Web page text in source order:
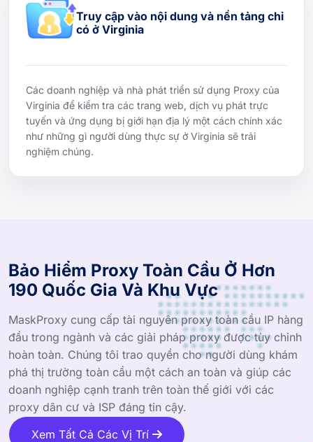
Truy cập vào nội dung và nền tảng chỉ
có ở Virginia
Các doanh nghiệp và nhà phát triển sử dụng Proxy của
Virginia để kiểm tra các trang web, dịch vụ phát trực
tuyến và ứng dụng bị giới hạn địa lý một cách chính xác
như những gì người dùng thực sự ở Virginia sẽ trải
nghiệm chúng.
Bảo Hiểm Proxy Toàn Cầu Ở Hơn
190 Quốc Gia Và Khu Vực
MaskProxy cung cấp tài nguyên proxy toàn cầu IP hàng
đầu trong ngành và các giải pháp proxy được tùy chỉnh
hoàn toàn. Chúng tôi trao quyền cho người dùng khám
phá thị trường toàn cầu một cách an toàn và giúp các
doanh nghiệp cạnh tranh trên toàn thế giới với các
proxy dân cư và ISP đáng tin cậy.
Xem Tất Cả Các Vị Trí